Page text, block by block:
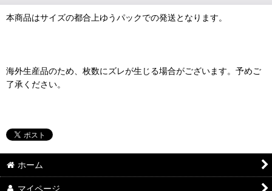
本商品はサイズの都合上ゆうパックでの発送となります。
海外生産品のため、枚数にズレが生じる場合がございます。予めご
了承ください。
ホーム
マイページ